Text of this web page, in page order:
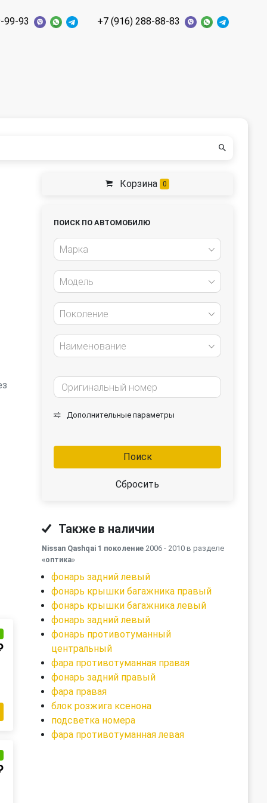
99-93 +7 (916) 288-88-83
Корзина 0
ПОИСК ПО АВТОМОБИЛЮ
Марка
Модель
Поколение
Наименование
Дополнительные параметры
Поиск
Сбросить
Также в наличии
Nissan Qashqai 1 поколение 2006 - 2010 в разделе
«оптика»
фонарь задний левый
фонарь крышки багажника правый
фонарь крышки багажника левый
фонарь задний левый
фонарь противотуманный
центральный
фара противотуманная правая
фонарь задний правый
фара правая
блок розжига ксенона
подсветка номера
фара противотуманная левая